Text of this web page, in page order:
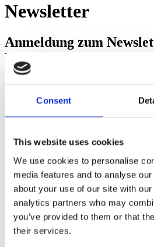
Consent
This website uses cookies
We use cookies to personalise
media features and to analyse
about your use of our site with
analytics partners who may
you’ve provided to them or that
their services.
Newsletter
Anmeldung zum
Medizintechnik
Anmeldung